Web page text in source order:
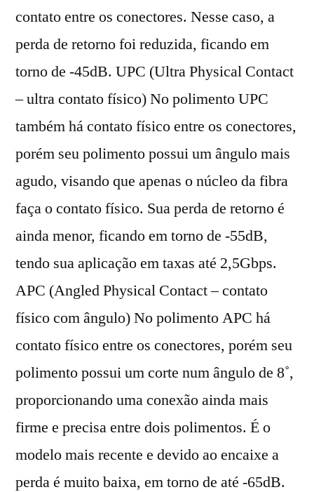
contato entre os conectores. Nesse caso, a
perda de retorno foi reduzida, ficando em
torno de -45dB. UPC (Ultra Physical Contact
– ultra contato físico) No polimento UPC
também há contato físico entre os conectores,
porém seu polimento possui um ângulo mais
agudo, visando que apenas o núcleo da fibra
faça o contato físico. Sua perda de retorno é
ainda menor, ficando em torno de -55dB,
tendo sua aplicação em taxas até 2,5Gbps.
APC (Angled Physical Contact – contato
físico com ângulo) No polimento APC há
contato físico entre os conectores, porém seu
polimento possui um corte num ângulo de 8˚,
proporcionando uma conexão ainda mais
firme e precisa entre dois polimentos. É o
modelo mais recente e devido ao encaixe a
perda é muito baixa, em torno de até -65dB.